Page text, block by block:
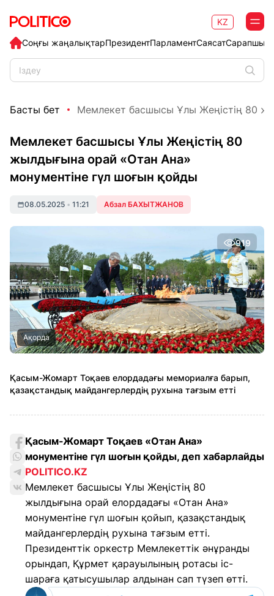
Соңғы жаңалықтарПрезидентПарламентСаясат
KZ
Басты бет Мемлекет басшысы Ұлы Жеңістің 80
Мемлекет басшысы Ұлы Жеңістің 80
жылдығына орай «Отан Ана»
монументіне гүл шоғын қойды
08.05.2025 • 11:21 Абзал БАХЫТЖАНОВ
919
Ақорда
Қасым-Жомарт Тоқаев елордадағы мемориалға барып,
қазақстандық майдангерлердің рухына тағзым етті
Қасым-Жомарт Тоқаев «Отан Ана»
монументіне гүл шоғын қойды, деп хабарлайды
POLITICO.KZ
Мемлекет басшысы Ұлы Жеңістің 80
жылдығына орай елордадағы «Отан Ана»
монументіне гүл шоғын қойып, қазақстандық
майдангерлердің рухына тағзым етті.
Президенттік оркестр Мемлекеттік әнұранды
орындап, Құрмет қарауылының ротасы іс-
шараға қатысушылар алдынан сап түзеп өтті.